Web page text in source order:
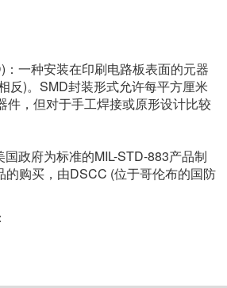
：一种安装在印刷电路板表面的元器
反)。SMD封装形式允许每平方厘米
件，但对于手工焊接或原形设计比较
政府为标准的MIL-STD-883产品制
的购买，由DSCC (位于哥伦布的国防